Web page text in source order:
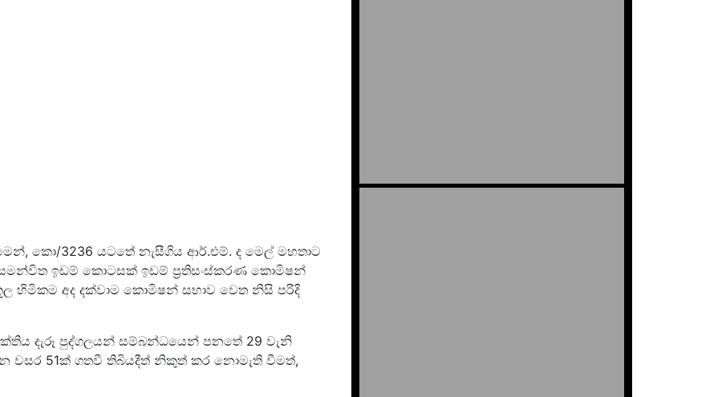
කො/3236 යටතේ නැසීගිය ආර්.එම්. ද මෙල් මහතාට
ඉඩම් කොටසක් ඉඩම් ප්‍රතිසංස්කරණ කොමිෂන්
හිමිකම අද දක්වාම කොමිෂන් සභාව වෙත නිසි පරිදි
දැරූ පුද්ගලයන් සම්බන්ධයෙන් පනතේ 29 වැනි
වසර 51ක් ගතවී තිබියදීත් නිකුත් කර නොමැති වීමත්,